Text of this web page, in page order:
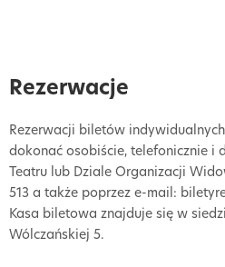
Rezerwacje
Rezerwacji biletów
dokonać osobiście, telefonicznie i
Teatru lub Dziale Organizacji
513 a także poprzez e-mail:
Kasa biletowa znajduje się w
Wólczańskiej 5.